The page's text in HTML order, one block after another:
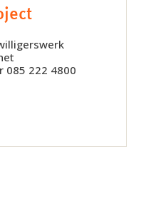
085 222 4800